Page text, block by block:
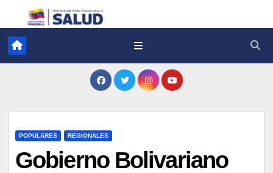
POPULARES REGIONALES
Gobierno Bolivariano